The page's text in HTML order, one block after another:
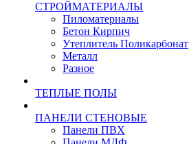
СТРОЙМАТЕРИАЛЫ
Пиломатериалы
Бетон Кирпич
Утеплитель Поликарбонат
Металл
Разное
ТЕПЛЫЕ ПОЛЫ
ПАНЕЛИ СТЕНОВЫЕ
Панели ПВХ